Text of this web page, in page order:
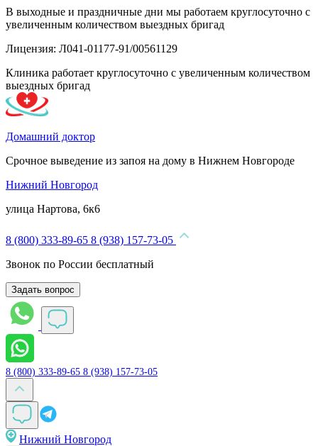
В выходные и праздничные дни мы работаем круглосуточно с
увеличенным количеством выездных бригад
Лицензия: Л041-01177-91/00561129
Клиника работает круглосуточно с увеличенным количеством
выездных бригад
Домашний доктор
Срочное выведение из запоя на дому в Нижнем Новгороде
Нижний Новгород
улица Нартова, 6к6
8 (800) 333-89-65 8 (938) 157-73-05
Звонок по России бесплатный
Задать вопрос
8 (800) 333-89-65 8 (938) 157-73-05
Нижний Новгород